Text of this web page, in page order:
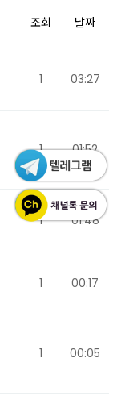
조회 날짜
1 03:27
1 01:52
1 01:48
1 00:17
1 00:05